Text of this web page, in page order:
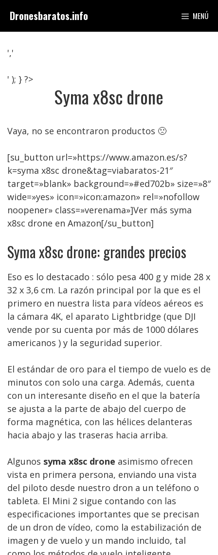
contenido
Dronesbaratos.info MENÚ
','
' ); } ?>
Syma x8sc drone
Vaya, no se encontraron productos 🙁
[su_button url=»https://www.amazon.es/s?
k=syma x8sc drone&tag=viabaratos-21″
target=»blank» background=»#ed702b» size=»8″
wide=»yes» icon=»icon:amazon» rel=»nofollow
noopener» class=»verenama»]Ver más syma
x8sc drone en Amazon[/su_button]
Syma x8sc drone: grandes precios
Eso es lo destacado : sólo pesa 400 g y mide 28 x
32 x 3,6 cm. La razón principal por la que es el
primero en nuestra lista para vídeos aéreos es
la cámara 4K, el aparato Lightbridge (que DJI
vende por su cuenta por más de 1000 dólares
americanos ) y la seguridad superior.
El estándar de oro para el tiempo de vuelo es de
minutos con solo una carga. Además, cuenta
con un interesante diseño en el que la batería
se ajusta a la parte de abajo del cuerpo de
forma magnética, con las hélices delanteras
hacia abajo y las traseras hacia arriba.
Algunos syma x8sc drone asimismo ofrecen
vista en primera persona, enviando una vista
del piloto desde nuestro dron a un teléfono o
tableta. El Mini 2 sigue contando con las
especificaciones importantes que se precisan
de un dron de vídeo, como la estabilización de
imagen y de vuelo y un mando incluido, tal